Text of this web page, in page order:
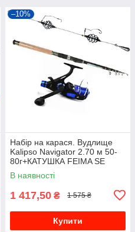
–10%
Набір на карася. Вудлище
Kalipso Navigator 2.70 м 50-
80г+КАТУШКА FEIMA SE
5000 6+1BB+ЗМЕРТИ
КАРАСЯ 20 г
В наявності
1 417,50 ₴ 1 575 ₴
Купити